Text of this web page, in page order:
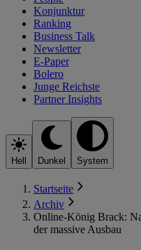
Konjunktur
Ranking
Business Talk
Newsletter
E-Paper
Bolero
Junge Reichste
Partner Insights
Hell Dunkel System
Startseite
Archiv
Online-König Brack:
der massive Ausbau